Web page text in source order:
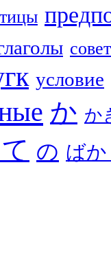
совет
условие
か か
の ば